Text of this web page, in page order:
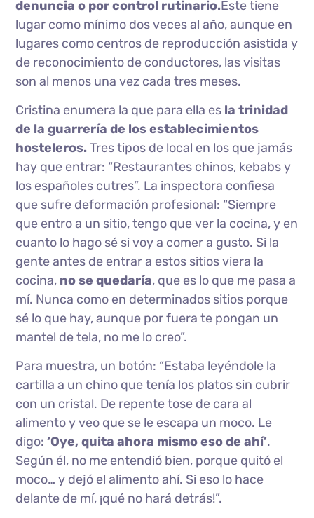
denuncia o por control rutinario.Este tiene
lugar como mínimo dos veces al año, aunque en
lugares como centros de reproducción asistida y
de reconocimiento de conductores, las visitas
son al menos una vez cada tres meses.
Cristina enumera la que para ella es la trinidad
de la guarrería de los establecimientos
hosteleros.Tres tipos de local en los que jamás
hay que entrar: “Restaurantes chinos, kebabs y
los españoles cutres”. La inspectora confiesa
que sufre deformación profesional: “Siempre
que entro a un sitio, tengo que ver la cocina, y en
cuanto lo hago sé si voy a comer a gusto. Si la
gente antes de entrar a estos sitios viera la
cocina, no se quedaría, que es lo que me pasa a
mí. Nunca como en determinados sitios porque
sé lo que hay, aunque por fuera te pongan un
mantel de tela, no me lo creo”.
Para muestra, un botón: “Estaba leyéndole la
cartilla a un chino que tenía los platos sin cubrir
con un cristal. De repente tose de cara al
alimento y veo que se le escapa un moco. Le
digo: ‘Oye, quita ahora mismo eso de ahí’.
Según él, no me entendió bien, porque quitó el
moco… y dejó el alimento ahí. Si eso lo hace
delante de mí, ¡qué no hará detrás!”.